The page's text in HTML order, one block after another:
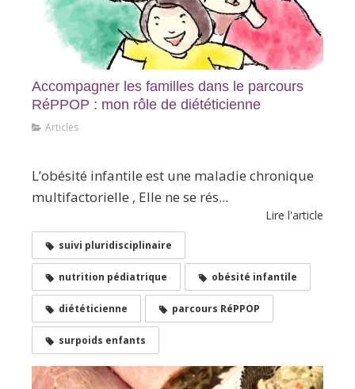
Accompagner les familles dans le parcours
RéPPOP : mon rôle de diététicienne
Articles
L’obésité infantile est une maladie chronique
multifactorielle , Elle ne se rés...
Lire l'article
suivi pluridisciplinaire
nutrition pédiatrique obésité infantile
diététicienne parcours RéPPOP
surpoids enfants